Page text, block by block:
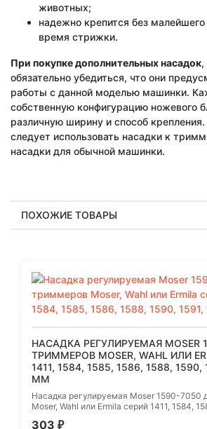
животных;
надежно крепится без
время стрижки.
При покупке дополнительных насадок,
обязательно убедиться, что они
работы с данной моделью машинки.
собственную конфигурацию ножевого
различную ширину и способ
следует использовать насадки к
насадки для обычной машинки.
ПОХОЖИЕ ТОВАРЫ
НАСАДКА РЕГУЛИРУЕМАЯ MOSER
ТРИММЕРОВ MOSER, WAHL ИЛИ
1411, 1584, 1585, 1586, 1588, 1590,
ММ
Насадка регулируемая Moser 1590-7050
Moser, Wahl или Ermila серий 1411, 1584,
303 ₽